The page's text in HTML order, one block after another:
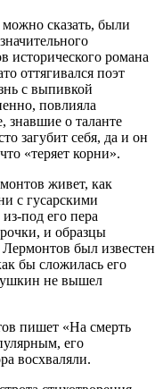
сказать, были
исторического романа
оттягивался поэт
с выпивкой
повлияла
знавшие о таланте
загубит себя, да и он
«теряет корни».
живет, как
с гусарскими
под его пера
и образцы
был известен
бы сложилась его
не вышел
пишет «На смерть
его
восхваляли.